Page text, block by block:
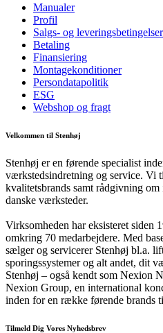
Manualer
Profil
Salgs- og leveringsbetingelser
Betaling
Finansiering
Montagekonditioner
Persondatapolitik
ESG
Webshop og fragt
Velkommen til Stenhøj
Stenhøj er en førende specialist
værkstedsindretning og service. Vi
kvalitetsbrands samt rådgivning
danske værksteder.
Virksomheden har eksisteret siden
omkring 70 medarbejdere. Med
sælger og servicerer Stenhøj bl.a.
sporingssystemer og alt andet, dit
Stenhøj – også kendt som Nexion
Nexion Group, en international
inden for en række førende brands
Tilmeld Dig Vores Nyhedsbrev